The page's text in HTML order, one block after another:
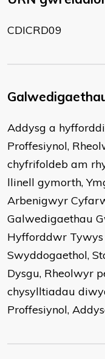
CDICRD09
Addysg a
Proffesiynol,
chyfrifoldeb am
llinell gymorth,
Arbenigwyr
Galwedigaethau
Hyfforddwr
Swyddogaethol,
Dysgu, Rheolwyr
chysylltiadau
Proffesiynol,